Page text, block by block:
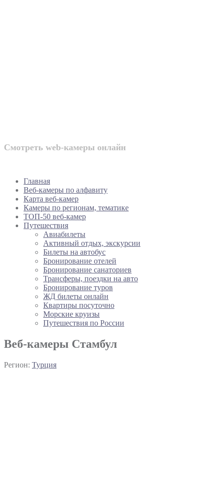
Смотреть web-камеры онлайн
Главная
Веб-камеры по алфавиту
Карта веб-камер
Камеры по регионам, тематике
ТОП-50 веб-камер
Путешествия
Авиабилеты
Активный отдых, экскурсии
Билеты на автобус
Бронирование отелей
Бронирование санаториев
Трансферы, поездки на авто
Бронирование туров
ЖД билеты онлайн
Квартиры посуточно
Морские круизы
Путешествия по России
Веб-камеры Стамбул
Регион: Турция